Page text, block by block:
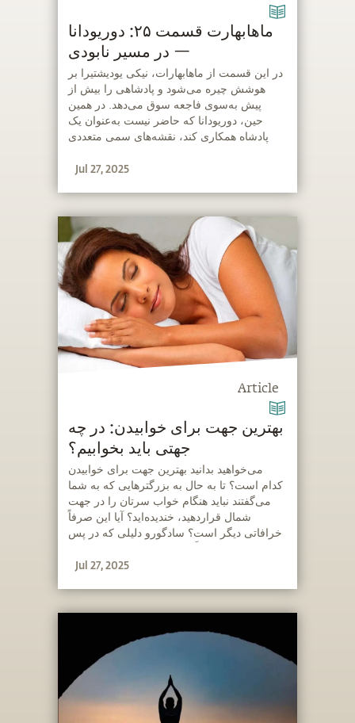
ماهابهارت قسمت ۲۵: دوریودانا
— در مسیر نابودی
‫در این قسمت از ماهابهارات، نیکی‌ یودیشتیرا بر
هوشش چیره می‌شود و پادشاهی را بیش ‌از
‌پیش به‌سوی فاجعه سوق می‌دهد. در همین
حین، دوریودانا که حاضر نیست به‌عنوان یک
پادشاه همکاری کند، نقشه‌های سمی متعددی
نمی‌شوند.
Jul 27, 2025
Article
‫بهترین جهت برای خوابیدن: در چه
جهتی باید بخوابیم؟
‫‫می‌خواهید بدانید بهترین جهت برای خوابیدن
کدام است؟ تا به حال به بزرگترهایی که به شما
می‌گفتند نباید هنگام خواب سرتان را در جهت
شمال قراردهید، خندیده‌اید؟ آیا این صرفاً
خرافاتی دیگر است؟ سادگورو دلیلی که در پس
می‌دهد.
Jul 27, 2025